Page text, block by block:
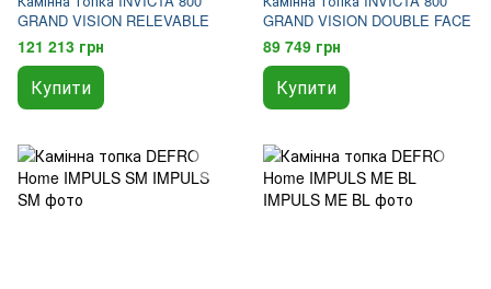
GRAND VISION RELEVABLE
121 213 грн
Купити
GRAND VISION DOUBLE FACE
89 749 грн
Купити